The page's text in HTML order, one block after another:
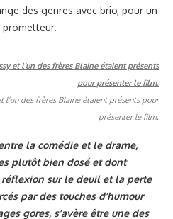
des genres avec brio, pour un
l’un des frères Blaine étaient présents pour
présenter le film.
la comédie et le drame,
plutôt bien dosé et dont
sur le deuil et la perte
par des touches d’humour
gores, s’avère être une des